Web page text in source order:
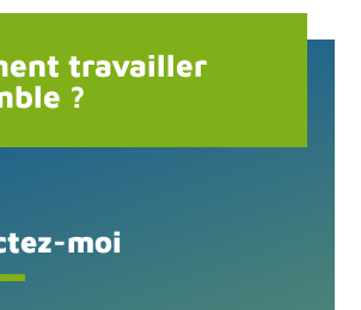
travailler
?
moi